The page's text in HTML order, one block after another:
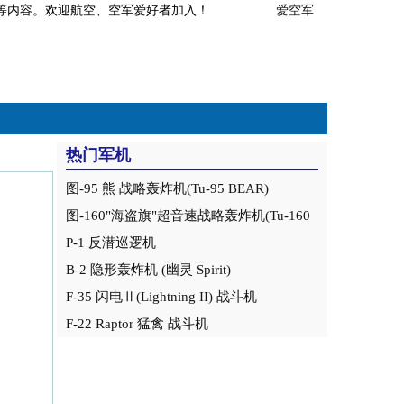
析等内容。欢迎航空、空军爱好者加入！ 爱空军
热门军机
图-95 熊 战略轰炸机(Tu-95 BEAR)
图-160"海盗旗"超音速战略轰炸机(Tu-160
Blackjack)
P-1 反潜巡逻机
B-2 隐形轰炸机 (幽灵 Spirit)
F-35 闪电Ⅱ(Lightning II) 战斗机
F-22 Raptor 猛禽 战斗机